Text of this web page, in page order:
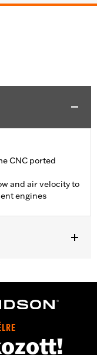
CNC ported
and air velocity to
engines